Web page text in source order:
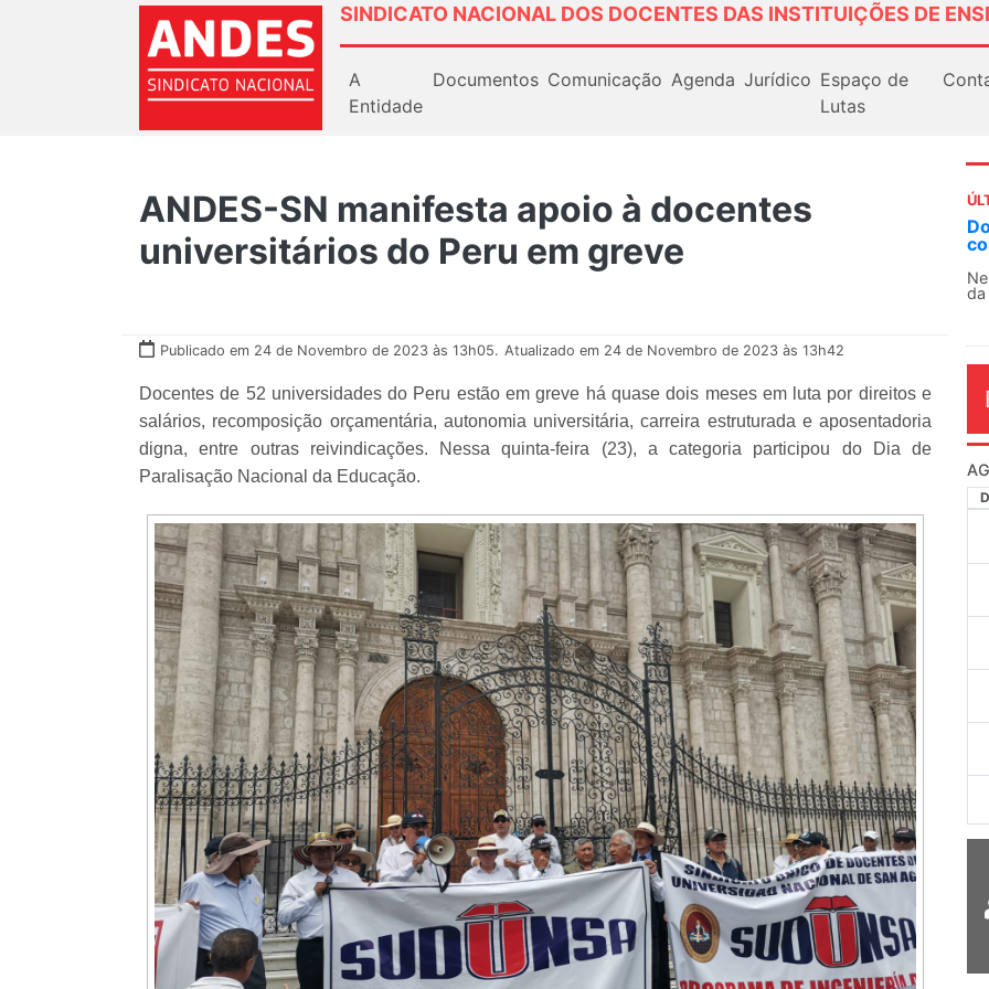
SINDICATO NACIONAL DOS DOCENTES DAS INSTITUIÇÕES DE
A
Entidade
Documentos Comunicação Agenda Jurídico Espaço de
Lutas
ANDES-SN manifesta apoio à docentes
universitários do Peru em greve
Publicado em 24 de Novembro de 2023 às 13h05. Atualizado em 24 de Novembro de 2023 às 13h42
Docentes de 52 universidades do Peru estão em greve há quase dois meses em luta por direitos e
salários, recomposição orçamentária, autonomia universitária, carreira estruturada e aposentadoria
digna, entre outras reivindicações. Nessa quinta-feira (23), a categoria participou do Dia de
Paralisação Nacional da Educação.
Docentes paralisam novamente as atividades
contra as políticas de Milei na Argentina
Nessa segunda-feira (3), sindicatos de docentes